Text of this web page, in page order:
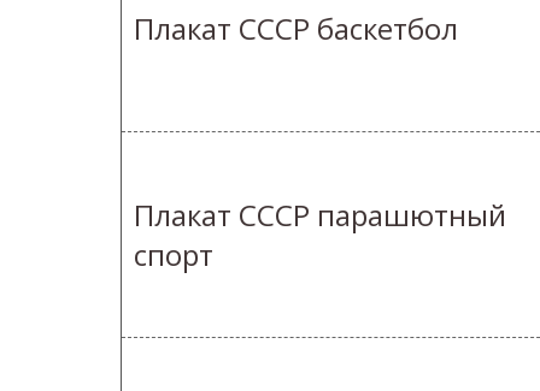
Плакат СССР баскетбол
Плакат СССР парашютный
спорт